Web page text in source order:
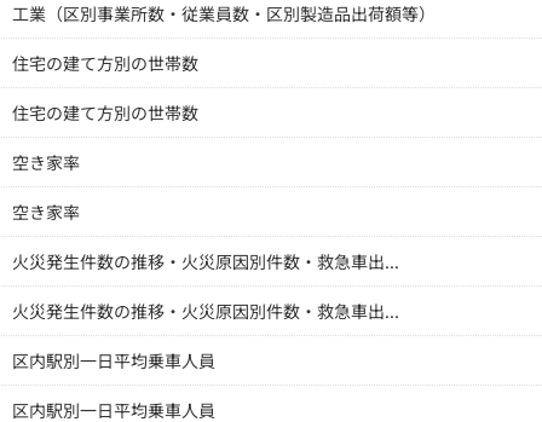
工業（区別事業所数・従業員数・区別製造品出荷額等）
住宅の建て方別の世帯数
住宅の建て方別の世帯数
空き家率
空き家率
火災発生件数の推移・火災原因別件数・救急車出...
火災発生件数の推移・火災原因別件数・救急車出...
区内駅別一日平均乗車人員
区内駅別一日平均乗車人員